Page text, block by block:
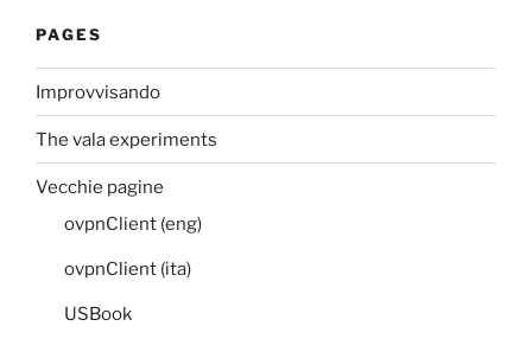
PAGES
Improvvisando
The vala experiments
Vecchie pagine
ovpnClient (eng)
ovpnClient (ita)
USBook